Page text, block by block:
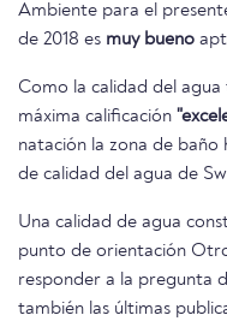
Ambiente para el
de 2018 es muy bueno
Como la calidad del
máxima calificación
natación la zona de
de calidad del agua de
Una calidad de agua
punto de orientación
responder a la pregunta
también las últimas